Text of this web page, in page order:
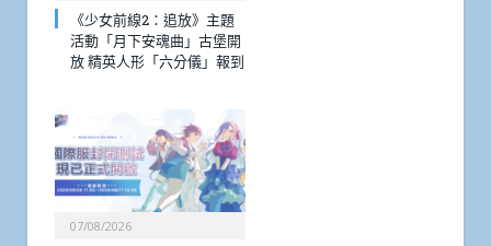
《少女前線2：追放》主題
活動「月下安魂曲」古堡開
放 精英人形「六分儀」報到
07/08/2026